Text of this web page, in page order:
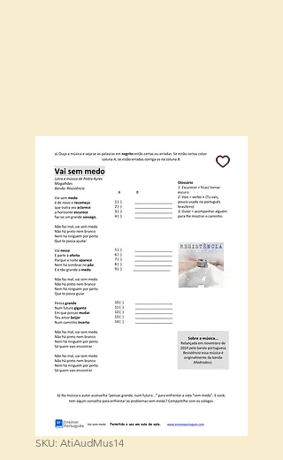
SKU: AtiAudMus14